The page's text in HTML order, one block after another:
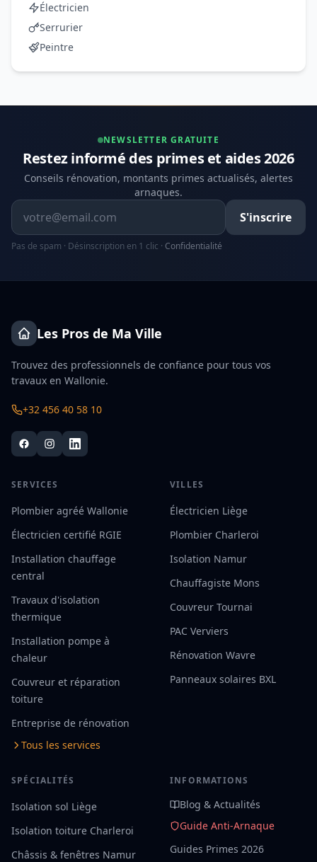
Électricien
Serrurier
Peintre
NEWSLETTER GRATUITE
Restez informé des primes et aides 2026
Conseils rénovation, montants primes actualisés, alertes
arnaques.
Adresse email
S'inscrire
Pas de spam · Désinscription en 1 clic · Confidentialité
Les Pros de Ma Ville
Trouvez des professionnels de confiance pour tous vos
travaux en Wallonie.
+32 456 40 58 10
SERVICES
Plombier agréé Wallonie
Électricien certifié RGIE
Installation chauffage
central
Travaux d'isolation
thermique
Installation pompe à
chaleur
Couvreur et réparation
toiture
Entreprise de rénovation
Tous les services
VILLES
Électricien Liège
Plombier Charleroi
Isolation Namur
Chauffagiste Mons
Couvreur Tournai
PAC Verviers
Rénovation Wavre
Panneaux solaires BXL
SPÉCIALITÉS
Isolation sol Liège
Isolation toiture Charleroi
Châssis & fenêtres Namur
INFORMATIONS
Blog & Actualités
Guide Anti-Arnaque
Guides Primes 2026